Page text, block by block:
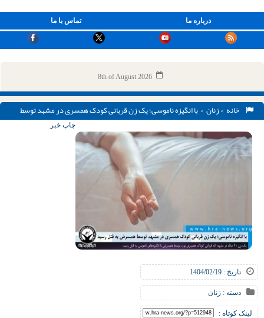
تماس با ما درباره ما
8th of August 2026
خانه >زنان> با انگیزه ناموسی؛ یک زن قربانی کودک همسری در مشهد توسط
تاریخ : 1404/02/19
دسته : زنان
لینک کوتاه :
چاپ خبر